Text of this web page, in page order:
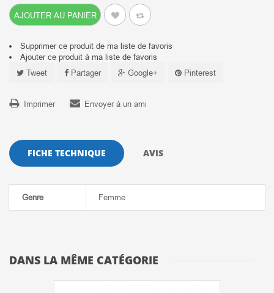
AJOUTER AU PANIER
Supprimer ce produit de ma liste de favoris
Ajouter ce produit à ma liste de favoris
Tweet
Partager Google+ Pinterest
Imprimer Envoyer à un ami
FICHE TECHNIQUE AVIS
Genre Femme
DANS LA MÊME CATÉGORIE